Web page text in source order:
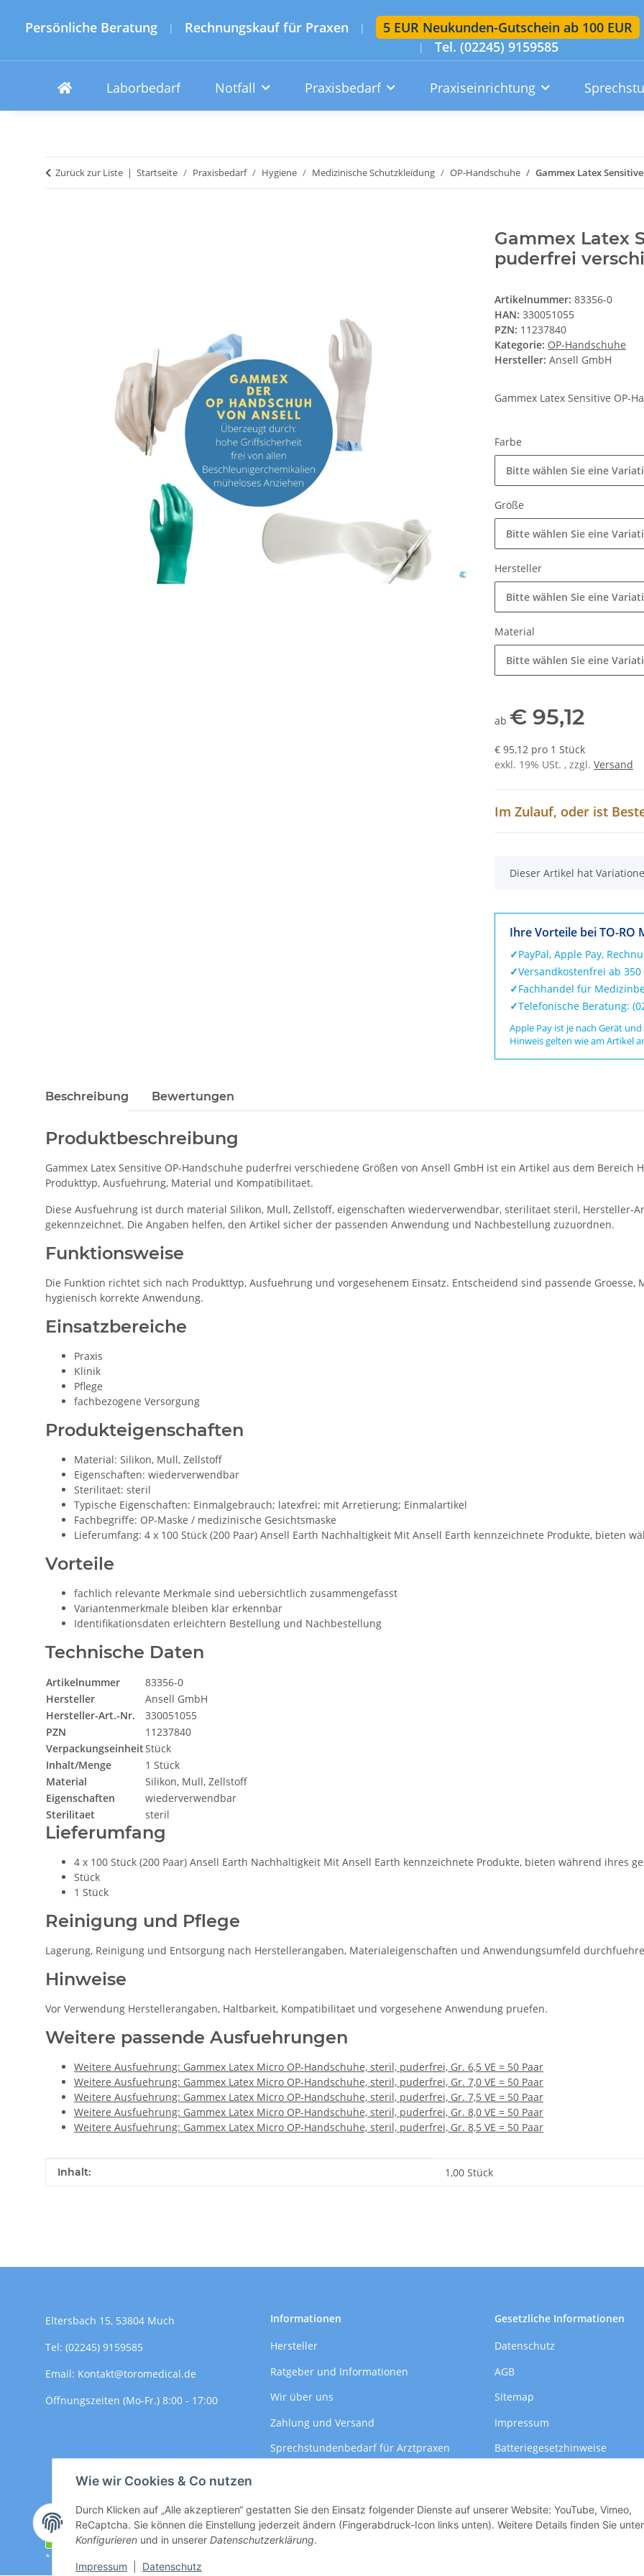
Persönliche Beratung | Rechnungskauf für Praxen | 5 EUR Neukunden-Gutschein ab 100 EUR
| Tel. (02245) 9159585
Wie wir Cookies & Co nutzen
Durch Klicken auf „Alle akzeptieren“ gestatten Sie den Einsatz folgender Dienste auf unserer Website: YouTube, Vimeo,
ReCaptcha. Sie können die Einstellung jederzeit ändern (Fingerabdruck-Icon links unten). Weitere Details finden Sie unter
Konfigurieren und in unserer Datenschutzerklärung.
Impressum Datenschutz
Laborbedarf Notfall Praxisbedarf Praxiseinrichtung
Konto
Wunschzettel Warenkorb
Zurück zur Liste Startseite Praxisbedarf Hygiene Medizinische Schutzkleidung OP-Handschuhe Gammex Latex
Gammex Latex
puderfrei
Artikelnummer: 83356-0
HAN: 330051055
PZN: 11237840
Kategorie: OP-Handschuhe
Hersteller: Ansell GmbH
Gammex Latex Sensitive OP-
Farbe
Bitte wählen Sie eine
Größe
Bitte wählen Sie eine
Hersteller
Bitte wählen Sie eine
Material
Bitte wählen Sie eine
ab € 95,12
€ 95,12 pro 1 Stück
exkl. 19% USt. , zzgl. Versand
Im Zulauf, oder ist
x
Dieser Artikel hat
Ihre Vorteile bei TO-RO
✓PayPal, Apple Pay,
✓Versandkostenfrei ab
✓Fachhandel für
✓Telefonische Beratung:
Apple Pay ist je nach Gerät
Hinweis gelten wie am Artikel
Beschreibung Bewertungen
Produktbeschreibung
Gammex Latex Sensitive OP-Handschuhe puderfrei verschiedene Größen von Ansell GmbH ist ein Artikel aus dem Bereich
Produkttyp, Ausfuehrung, Material und Kompatibilitaet.
Diese Ausfuehrung ist durch material Silikon, Mull, Zellstoff, eigenschaften wiederverwendbar, sterilitaet steril, Hersteller-
gekennzeichnet. Die Angaben helfen, den Artikel sicher der passenden Anwendung und Nachbestellung zuzuordnen.
Funktionsweise
Die Funktion richtet sich nach Produkttyp, Ausfuehrung und vorgesehenem Einsatz. Entscheidend sind passende
hygienisch korrekte Anwendung.
Einsatzbereiche
Praxis
Klinik
Pflege
fachbezogene Versorgung
Produkteigenschaften
Material: Silikon, Mull, Zellstoff
Eigenschaften: wiederverwendbar
Sterilitaet: steril
Typische Eigenschaften: Einmalgebrauch; latexfrei; mit Arretierung; Einmalartikel
Fachbegriffe: OP-Maske / medizinische Gesichtsmaske
Lieferumfang: 4 x 100 Stück (200 Paar) Ansell Earth Nachhaltigkeit Mit Ansell Earth kennzeichnete Produkte, bieten
Vorteile
fachlich relevante Merkmale sind uebersichtlich zusammengefasst
Variantenmerkmale bleiben klar erkennbar
Identifikationsdaten erleichtern Bestellung und Nachbestellung
Technische Daten
Artikelnummer
83356-0
Hersteller
Ansell GmbH
Hersteller-Art.-Nr.
330051055
PZN
11237840
VerpackungseinheitStück
Inhalt/Menge
1 Stück
Material
Silikon, Mull, Zellstoff
Eigenschaften
wiederverwendbar
Sterilitaet
steril
Lieferumfang
4 x 100 Stück (200 Paar) Ansell Earth Nachhaltigkeit Mit Ansell Earth kennzeichnete Produkte, bieten während ihres
Stück
1 Stück
Reinigung und Pflege
Lagerung, Reinigung und Entsorgung nach Herstellerangaben, Materialeigenschaften und Anwendungsumfeld
Hinweise
Vor Verwendung Herstellerangaben, Haltbarkeit, Kompatibilitaet und vorgesehene Anwendung pruefen.
Weitere passende Ausfuehrungen
Weitere Ausfuehrung: Gammex Latex Micro OP-Handschuhe, steril, puderfrei, Gr. 6,5 VE = 50 Paar
Weitere Ausfuehrung: Gammex Latex Micro OP-Handschuhe, steril, puderfrei, Gr. 7,0 VE = 50 Paar
Weitere Ausfuehrung: Gammex Latex Micro OP-Handschuhe, steril, puderfrei, Gr. 7,5 VE = 50 Paar
Weitere Ausfuehrung: Gammex Latex Micro OP-Handschuhe, steril, puderfrei, Gr. 8,0 VE = 50 Paar
Weitere Ausfuehrung: Gammex Latex Micro OP-Handschuhe, steril, puderfrei, Gr. 8,5 VE = 50 Paar
Produkteigenschaft
Wert
Inhalt: 1,00 Stück
Eltersbach 15, 53804 Much
Tel: (02245) 9159585
Email: Kontakt@toromedical.de
Öffnungszeiten (Mo-Fr.) 8:00 - 17:00
Informationen
Hersteller
Ratgeber und Informationen
Wir über uns
Zahlung und Versand
Sprechstundenbedarf für Arztpraxen
Gesetzliche Informationen
Datenschutz
AGB
Sitemap
Impressum
Batteriegesetzhinweise
Vertrag widerrufen
* Alle Preise zzgl. gesetzlicher USt., zzgl.